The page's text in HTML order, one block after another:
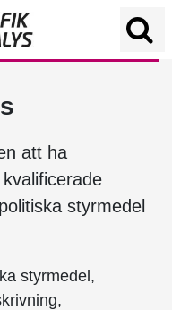
att ha
styrmedel
styrmedel,